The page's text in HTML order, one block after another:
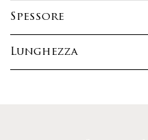
Spessore
Lunghezza